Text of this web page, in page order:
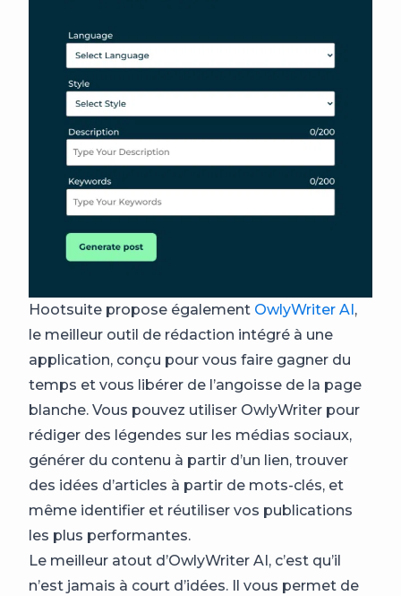
Hootsuite propose également OwlyWriter AI ,
le meilleur outil de rédaction intégré à une
application, conçu pour vous faire gagner du
temps et vous libérer de l’angoisse de la page
blanche. Vous pouvez utiliser OwlyWriter pour
rédiger des légendes sur les médias sociaux,
générer du contenu à partir d’un lien, trouver
des idées d’articles à partir de mots-clés, et
même identifier et réutiliser vos publications
les plus performantes.
Le meilleur atout d’OwlyWriter AI, c’est qu’il
n’est jamais à court d’idées. Il vous permet de